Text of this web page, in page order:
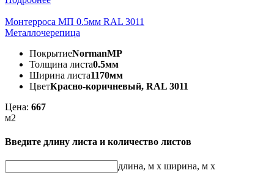
Монтерроса МП 0.5мм RAL 3011
Металлочерепица
ПокрытиеNormanMP
Толщина листа0.5мм
Ширина листа1170мм
ЦветКрасно-коричневый, RAL 3011
Цена: 667
м2
Введите длину листа и количество листов
длина, м x ширина, м x